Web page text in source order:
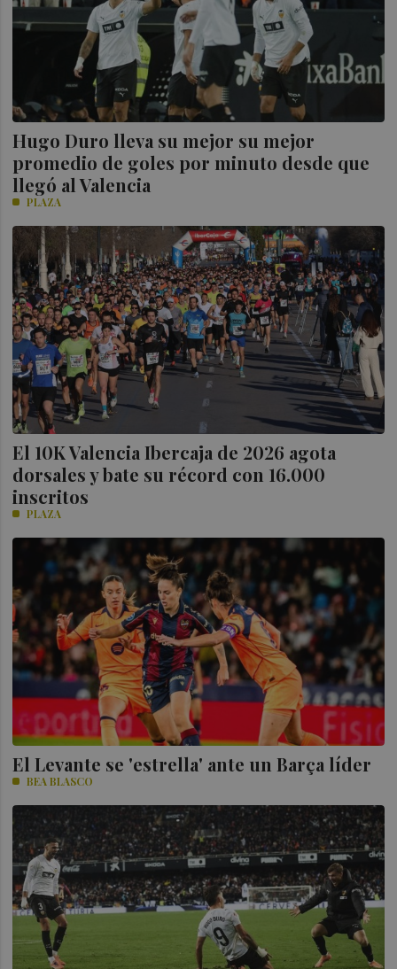
Hugo Duro lleva su mejor su mejor
promedio de goles por minuto desde que
llegó al Valencia
PLAZA
El 10K Valencia Ibercaja de 2026 agota
dorsales y bate su récord con 16.000
inscritos
PLAZA
El Levante se 'estrella' ante un Barça líder
BEA BLASCO